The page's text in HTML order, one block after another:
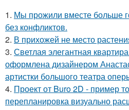
1. Мы прожили вместе больше
без конфликтов.
2. В прихожей не место
3. Светлая элегантная
оформлена дизайнером
артистки большого театра
4. Проект от Buro 2D - пример
перепланировка визуально